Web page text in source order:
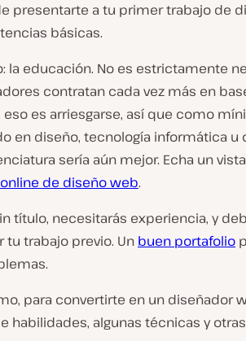
presentarte a tu primer trabajo de
básicas.
la educación. No es estrictamente
contratan cada vez más en
eso es arriesgarse, así que como
en diseño, tecnología informática u
sería aún mejor. Echa un
de diseño web.
título, necesitarás experiencia, y
tu trabajo previo. Un buen portafolio
para convertirte en un diseñador
habilidades, algunas técnicas y